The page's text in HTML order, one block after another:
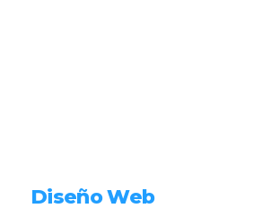
Diseño Web